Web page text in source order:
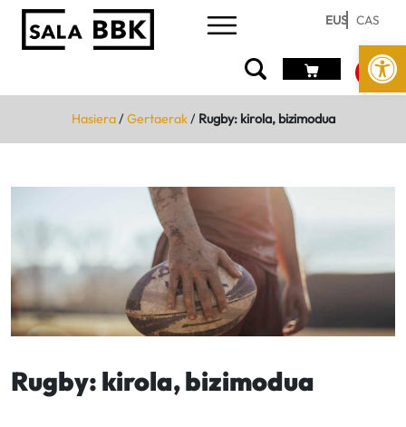
EUS CAS
Hasiera/Gertaerak/ Rugby: kirola, bizimodua
Rugby: kirola, bizimodua